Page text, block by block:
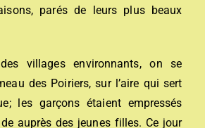
parés de leurs plus beaux
villages environnants, on se
des Poiriers, sur l’aire qui sert
les garçons étaient empressés
auprès des jeunes filles. Ce jour